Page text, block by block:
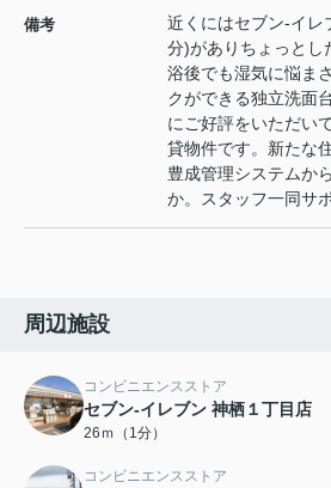
備考
近くにはセブン‐イレ
分)がありちょっとし
浴後でも湿気に悩ま
クができる独立洗面
にご好評をいただい
貸物件です。新たな
豊成管理システムか
か。スタッフ一同サ
周辺施設
コンビニエンスストア
セブン‐イレブン 神栖１丁目店
26ｍ（1分）
コンビニエンスストア